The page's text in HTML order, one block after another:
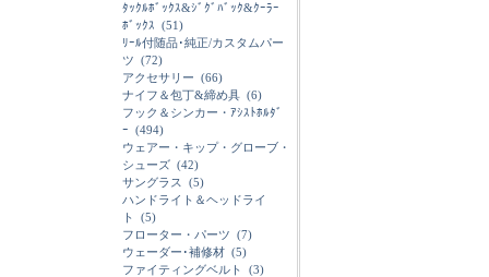
ﾀｯｸﾙﾎﾞｯｸｽ&ｼﾞｸﾞﾊﾞｯｸ&ｸｰﾗｰ
ﾎﾞｯｸｽ (51)
ﾘｰﾙ付随品･純正/カスタムパー
ツ (72)
アクセサリー (66)
ナイフ＆包丁&締め具 (6)
フック＆シンカー・ｱｼｽﾄﾎﾙﾀﾞ
ｰ (494)
ウェアー・キップ・グローブ・
シューズ (42)
サングラス
(5)
ハンドライト＆ヘッドライ
ト
(5)
フローター・パーツ (7)
ウェーダー･補修材 (5)
ファイティングベルト
(3)